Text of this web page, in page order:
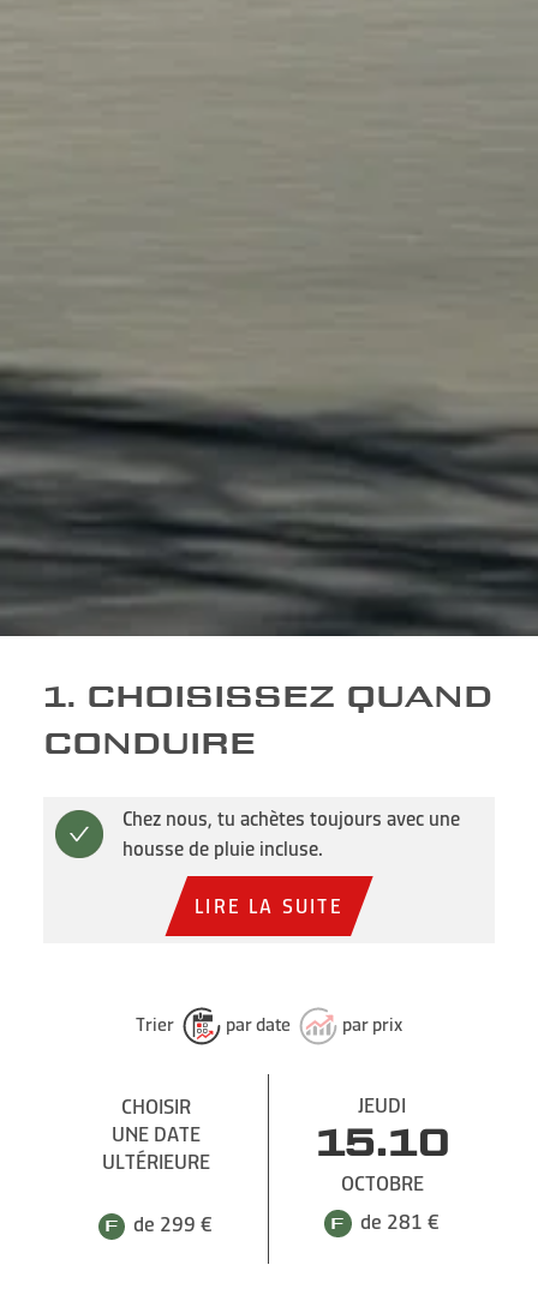
1. CHOISISSEZ QUAND
CONDUIRE
Chez nous, tu achètes toujours avec une
housse de pluie incluse.
LIRE LA SUITE
Trier par date par prix
CHOISIR
UNE DATE
ULTÉRIEURE
de 299 €
JEUDI
15.10
OCTOBRE
de 281 €